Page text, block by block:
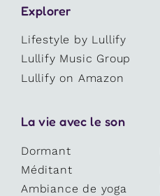
Explorer
Lifestyle by Lullify
Lullify Music Group
Lullify on Amazon
La vie avec le son
Dormant
Méditant
Ambiance de yoga